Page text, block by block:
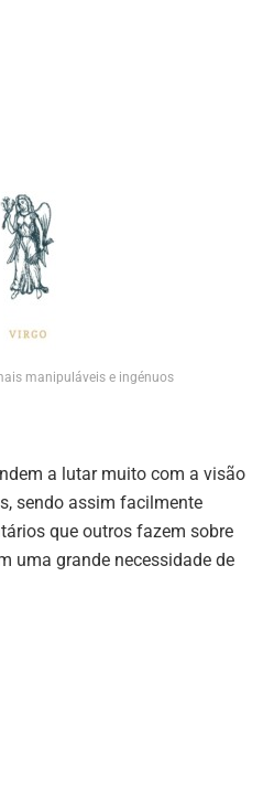
manipuláveis e ingénuos
a lutar muito com a visão
sendo assim facilmente
que outros fazem sobre
uma grande necessidade de